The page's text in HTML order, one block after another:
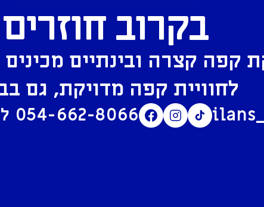
בקרוב חוזרים
קפה קצרה ובינתיים
לחוויית קפה מדויקת, גם
054-662-8066